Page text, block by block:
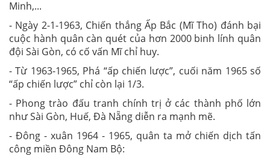
Minh,...
- Ngày 2-1-1963, Chiến thắng Ấp Bắc (Mĩ Tho) đánh bại
cuộc hành quân càn quét của hơn 2000 binh lính quân
đội Sài Gòn, có cố vấn Mĩ chỉ huy.
- Từ 1963-1965, Phá “ấp chiến lược”, cuối năm 1965 số
“ấp chiến lược” chỉ còn lại 1/3.
- Phong trào đấu tranh chính trị ở các thành phố lớn
như Sài Gòn, Huế, Đà Nẵng diễn ra mạnh mẽ.
- Đông - xuân 1964 - 1965, quân ta mở chiến dịch tấn
công miền Đông Nam Bộ: